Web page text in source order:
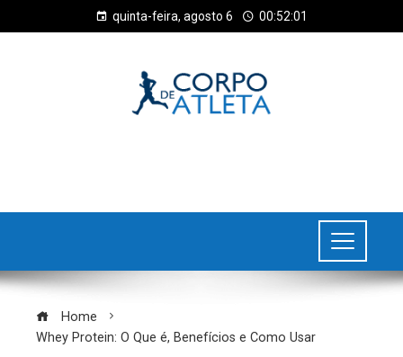
quinta-feira, agosto 6 00:52:02
Home
Whey Protein: O Que é, Benefícios e Como Usar